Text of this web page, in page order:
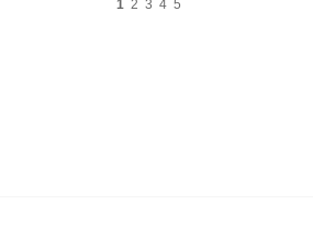
1 2 3 4 5